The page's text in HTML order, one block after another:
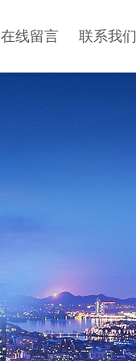
在线留言 联系我们